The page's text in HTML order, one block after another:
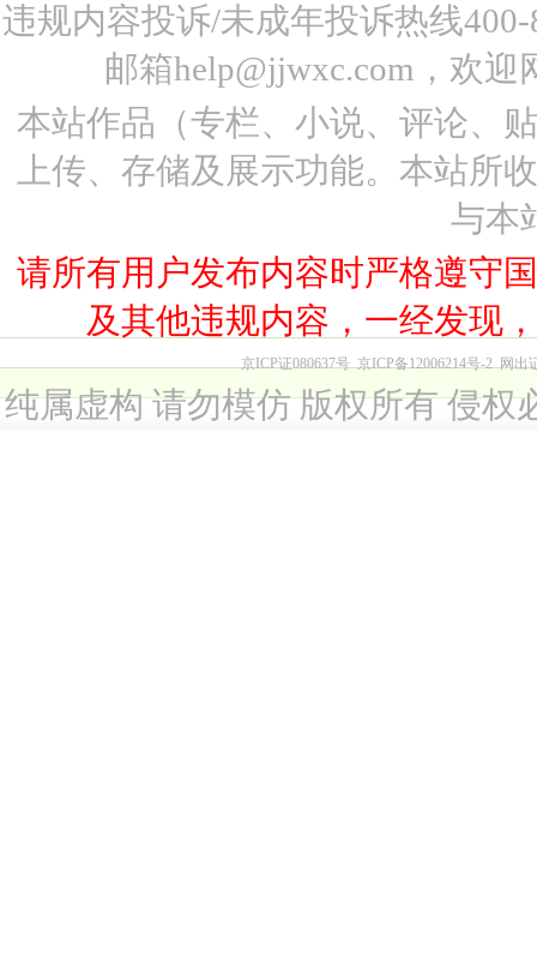
违规内容投诉/未成年投诉热线
邮箱help@jjwxc.com，欢
本站作品（专栏、小说、评论、
上传、存储及展示功能。本站所
与本
请所有用户发布内容时严格遵守
及其他违规内容，一经发现
京ICP证080637号 京ICP备12006214号-2 网出
纯属虚构 请勿模仿 版权所有 侵权